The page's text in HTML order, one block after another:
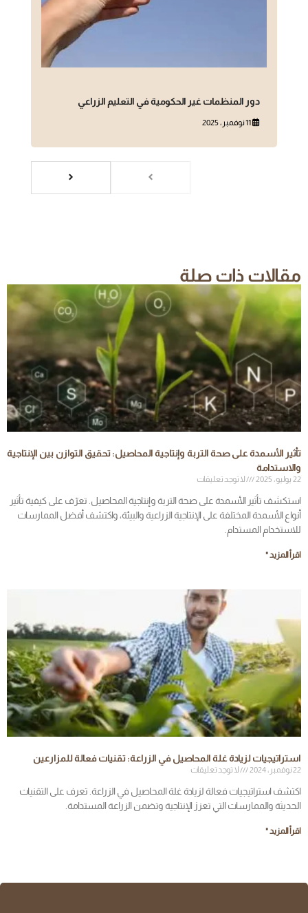
دور المنظمات غير الحكومية في التعليم الزراعي
مقالات ذات صلة
تأثير الأسمدة على صحة التربة وإنتاجية المحاصيل: تحقيق التوازن بين الإنتاجية
والاستدامة
22 يوليو، 2025 لا توجد تعليقات
استكشف تأثير الأسمدة على صحة التربة وإنتاجية المحاصيل. تعرّف على كيفية تأثير
أنواع الأسمدة المختلفة على الإنتاجية الزراعية والبيئة، واكتشف أفضل الممارسات
للاستخدام المستدام.
اقرأ المزيد "
استراتيجيات لزيادة غلة المحاصيل في الزراعة: تقنيات فعالة للمزارعين
22 نوفمبر، 2024 لا توجد تعليقات
اكتشف استراتيجيات فعالة لزيادة غلة المحاصيل في الزراعة. تعرف على التقنيات
الحديثة والممارسات التي تعزز الإنتاجية وتضمن الزراعة المستدامة.
اقرأ المزيد "